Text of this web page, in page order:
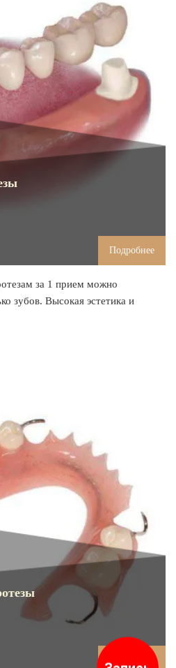
Подробнее
за 1 прием можно
зубов. Высокая эстетика и
Подробнее